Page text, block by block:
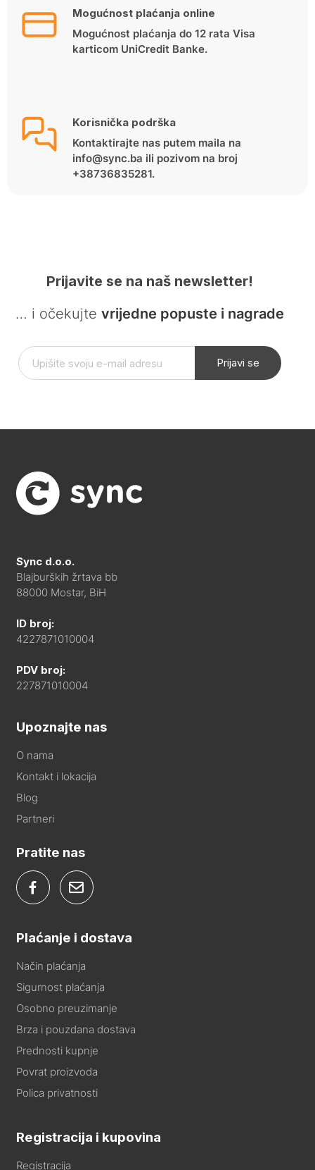
Mogućnost plaćanja online
Mogućnost plaćanja do 12 rata Visa
karticom UniCredit Banke.
Korisnička podrška
Kontaktirajte nas putem maila na
info@sync.ba ili pozivom na broj
+38736835281.
Prijavite se na naš newsletter!
… i očekujte vrijedne popuste i nagrade
Prijavi se
Sync d.o.o.
Blajburških žrtava bb
88000 Mostar, BiH
ID broj:
4227871010004
PDV broj:
227871010004
Upoznajte nas
O nama
Kontakt i lokacija
Blog
Partneri
Pratite nas
Plaćanje i dostava
Način plaćanja
Sigurnost plaćanja
Osobno preuzimanje
Brza i pouzdana dostava
Prednosti kupnje
Povrat proizvoda
Polica privatnosti
Registracija i kupovina
Registracija